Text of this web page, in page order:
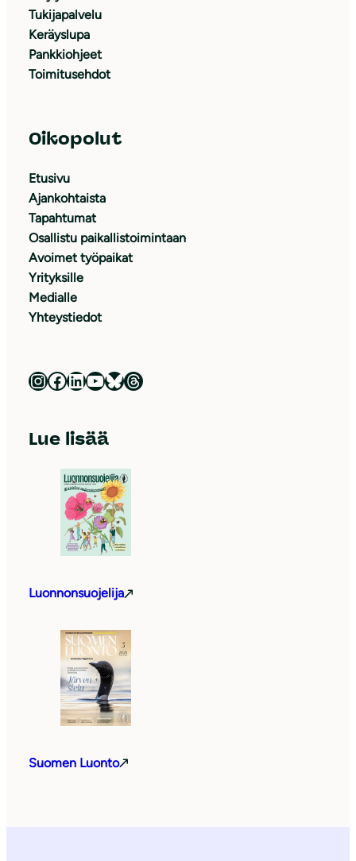
Tukijapalvelu
Keräyslupa
Pankkiohjeet
Toimitusehdot
Oikopolut
Etusivu
Ajankohtaista
Tapahtumat
Osallistu paikallistoimintaan
Avoimet työpaikat
Yrityksille
Medialle
Yhteystiedot
Luonnonsuojeluliitto Instagramissa Luonnonsuojeluliitto Facebookissa Luonnonsuojeluliitto LinkedInissä Luonnonsuojeluliiton YouTube-kanava Luonnonsuojeluliitto Blueskyssa Luonnonsuojeluliitto Threadsissa
Lue lisää
Luonnonsuojelija
Suomen Luonto